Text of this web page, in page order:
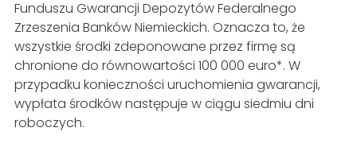
Funduszu Gwarancji Depozytów Federalnego
Zrzeszenia Banków Niemieckich. Oznacza to, że
wszystkie środki zdeponowane przez firmę są
chronione do równowartości 100 000 euro*. W
przypadku konieczności uruchomienia gwarancji,
wypłata środków następuje w ciągu siedmiu dni
roboczych.